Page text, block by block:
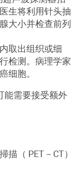
生将利用针头抽
大小并检查前列
取出组织或细
检测。病理学家
细胞。
能需要接受额外
（ PET－CT）